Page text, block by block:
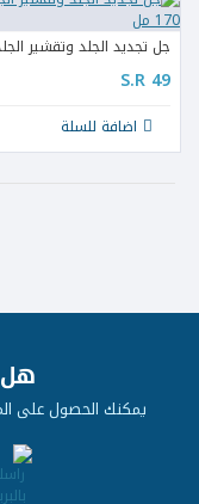
S.R 49
اضافة للسلة
هل
يمكنك الحصول على